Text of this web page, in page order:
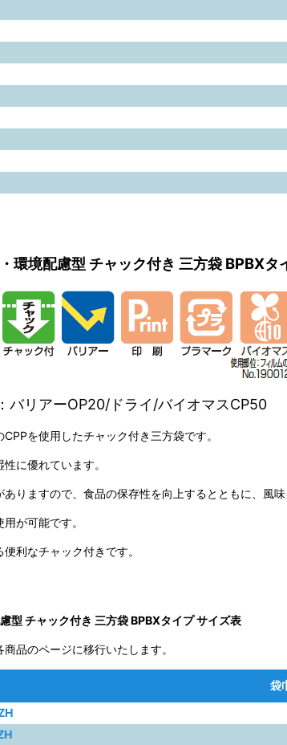
環境配慮型 チャック付き 三方袋 BPBXタ
バリアーOP20/ドライ/バイオマスCP50
を使用したチャック付き三方袋です。
に優れています。
ありますので、食品の保存性を向上するとともに、風味
が可能です。
利なチャック付きです。
型 チャック付き 三方袋 BPBXタイプ サイズ表
品のページに移行いたします。
袋